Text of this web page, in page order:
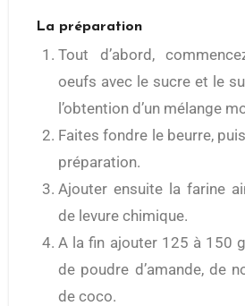
La préparation
Tout d’abord,
oeufs avec le sucre et le
l’obtention d’un mélange
Faites fondre le beurre,
préparation.
Ajouter ensuite la farine
de levure chimique.
A la fin ajouter 125 à 150
de poudre d’amande, de
de coco.